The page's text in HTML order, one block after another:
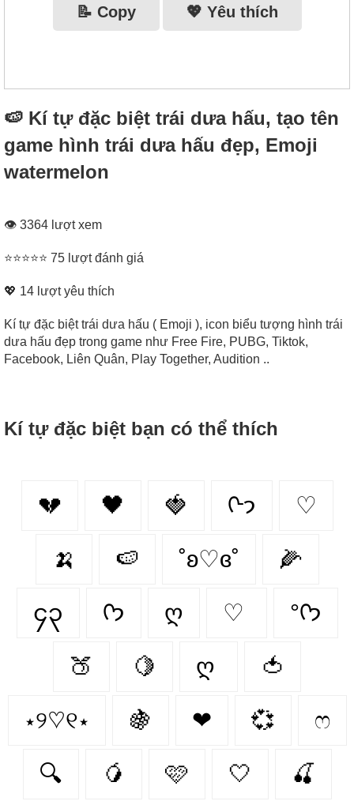
📝 Copy 💖 Yêu thích
🍉 Kí tự đặc biệt trái dưa hấu, tạo tên
game hình trái dưa hấu đẹp, Emoji
watermelon
👁 3364 lượt xem
⭐⭐⭐⭐⭐ 75 lượt đánh giá
💖 14 lượt yêu thích
Kí tự đặc biệt trái dưa hấu ( Emoji ), icon biểu tượng hình trái
dưa hấu đẹp trong game như Free Fire, PUBG, Tiktok,
Facebook, Liên Quân, Play Together, Audition ..
Kí tự đặc biệt bạn có thể thích
💔 🖤 🍓 ᢉ𐭩 ♡
🍌 🍉 ˚ʚ♡ɞ˚ 🌽
၄၃ ᡣ𐭩 ღ ♡ °ᡣ𐭩
🍑 🍋 ღ 🍅
⋆୨♡୧⋆ 🍇 ❤︎ 💞 ෆ
🔍 🥭 🩷 🤍 🍒